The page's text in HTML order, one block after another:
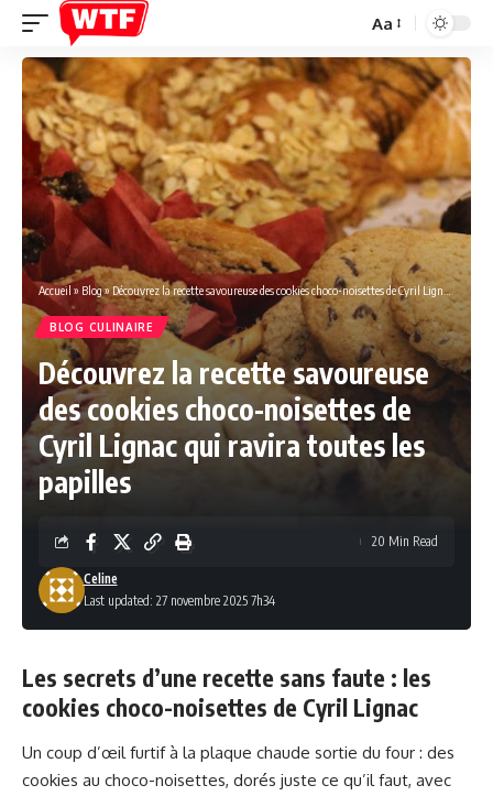
Font
Resizer
Aa
Accueil » Blog»Découvrez la recette savoureuse des cookies choco-noisettes de Cyril Lignac qui ravira toutes les papilles
BLOG CULINAIRE
Découvrez la recette savoureuse
des cookies choco-noisettes de
Cyril Lignac qui ravira toutes les
papilles
Last updated: 27 novembre 2025 7h34
Celine
20 Min Read
Les secrets d’une recette sans faute : les
cookies choco-noisettes de Cyril Lignac
Un coup d’œil furtif à la plaque chaude sortie du four : des
cookies au choco-noisettes, dorés juste ce qu’il faut, avec